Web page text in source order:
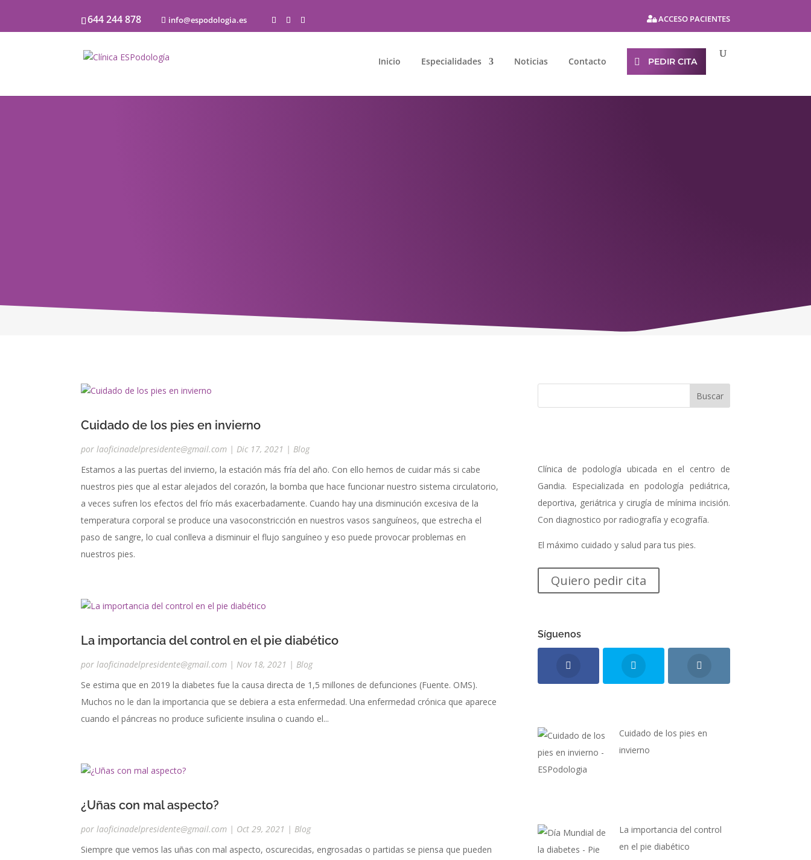
644 244 878 info@espodologia.es ACCESO PACIENTES
Inicio Especialidades Noticias Contacto PEDIR CITA
Cuidado de los pies en invierno
porlaoficinadelpresidente@gmail.com |Dic 17, 2021 |Blog
Estamos a las puertas del invierno, la estación más fría del año. Con ello hemos de cuidar más si cabe
nuestros pies que al estar alejados del corazón, la bomba que hace funcionar nuestro sistema circulatorio,
a veces sufren los efectos del frío más exacerbadamente. Cuando hay una disminución excesiva de la
temperatura corporal se produce una vasoconstricción en nuestros vasos sanguíneos, que estrecha el
paso de sangre, lo cual conlleva a disminuir el flujo sanguíneo y eso puede provocar problemas en
nuestros pies.
La importancia del control en el pie diabético
porlaoficinadelpresidente@gmail.com |Nov 18, 2021 |Blog
Se estima que en 2019 la diabetes fue la causa directa de 1,5 millones de defunciones (Fuente. OMS).
Muchos no le dan la importancia que se debiera a esta enfermedad. Una enfermedad crónica que aparece
cuando el páncreas no produce suficiente insulina o cuando el...
¿Uñas con mal aspecto?
porlaoficinadelpresidente@gmail.com | Oct 29, 2021 |Blog
Siempre que vemos las uñas con mal aspecto, oscurecidas, engrosadas o partidas se piensa que pueden
Clínica de podología ubicada en el centro de
Gandia. Especializada en podología pediátrica,
deportiva, geriátrica y cirugía de mínima incisión.
Con diagnostico por radiografía y ecografía.
El máximo cuidado y salud para tus pies.
Quiero pedir cita
Síguenos
Cuidado de los pies en
invierno
La importancia del control
en el pie diabético